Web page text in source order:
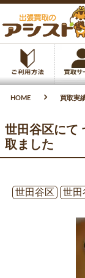
HOME 買取実
世田谷区にて
取ました
世田谷区
世田